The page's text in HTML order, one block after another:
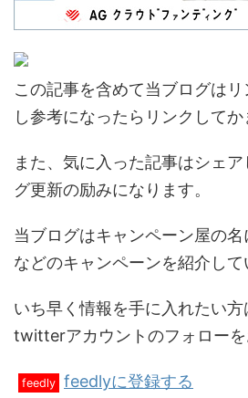
この記事を含めて当ブログは
し参考になったらリンクしてか
また、気に入った記事はシェ
グ更新の励みになります。
当ブログはキャンペーン屋の
などのキャンペーンを紹介して
いち早く情報を手に入れたい方
twitterアカウントのフォローを
feedly feedlyに登録する